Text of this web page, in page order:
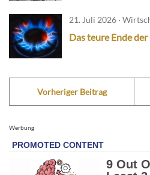
21. Juli 2026 ·
Das teure Ende
Vorheriger Beitrag
Werbung